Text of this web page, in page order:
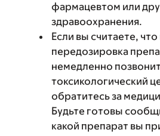
фармацевтом или
здравоохранения.
Если вы считаете,
передозировка
немедленно
токсикологический
обратитесь за
Будьте готовы
какой препарат вы